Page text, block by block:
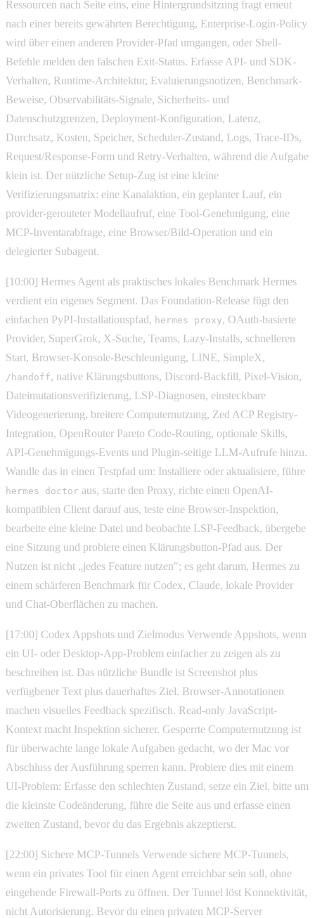
Ressourcen nach Seite eins, eine Hintergrundsitzung fragt erneut
nach einer bereits gewährten Berechtigung, Enterprise-Login-Policy
wird über einen anderen Provider-Pfad umgangen, oder Shell-
Befehle melden den falschen Exit-Status. Erfasse API- und SDK-
Verhalten, Runtime-Architektur, Evaluierungsnotizen, Benchmark-
Beweise, Observabilitäts-Signale, Sicherheits- und
Datenschutzgrenzen, Deployment-Konfiguration, Latenz,
Durchsatz, Kosten, Speicher, Scheduler-Zustand, Logs, Trace-IDs,
Request/Response-Form und Retry-Verhalten, während die Aufgabe
klein ist. Der nützliche Setup-Zug ist eine kleine
Verifizierungsmatrix: eine Kanalaktion, ein geplanter Lauf, ein
provider-gerouteter Modellaufruf, eine Tool-Genehmigung, eine
MCP-Inventarabfrage, eine Browser/Bild-Operation und ein
delegierter Subagent.
[10:00] Hermes Agent als praktisches lokales Benchmark Hermes
verdient ein eigenes Segment. Das Foundation-Release fügt den
einfachen PyPI-Installationspfad, hermes proxy, OAuth-basierte
Provider, SuperGrok, X-Suche, Teams, Lazy-Installs, schnelleren
Start, Browser-Konsole-Beschleunigung, LINE, SimpleX,
/handoff, native Klärungsbuttons, Discord-Backfill, Pixel-Vision,
Dateimutationsverifizierung, LSP-Diagnosen, einsteckbare
Videogenerierung, breitere Computernutzung, Zed ACP Registry-
Integration, OpenRouter Pareto Code-Routing, optionale Skills,
API-Genehmigungs-Events und Plugin-seitige LLM-Aufrufe hinzu.
Wandle das in einen Testpfad um: Installiere oder aktualisiere, führe
hermes doctor aus, starte den Proxy, richte einen OpenAI-
kompatiblen Client darauf aus, teste eine Browser-Inspektion,
bearbeite eine kleine Datei und beobachte LSP-Feedback, übergebe
eine Sitzung und probiere einen Klärungsbutton-Pfad aus. Der
Nutzen ist nicht „jedes Feature nutzen"; es geht darum, Hermes zu
einem schärferen Benchmark für Codex, Claude, lokale Provider
und Chat-Oberflächen zu machen.
[17:00] Codex Appshots und Zielmodus Verwende Appshots, wenn
ein UI- oder Desktop-App-Problem einfacher zu zeigen als zu
beschreiben ist. Das nützliche Bundle ist Screenshot plus
verfügbener Text plus dauerhaftes Ziel. Browser-Annotationen
machen visuelles Feedback spezifisch. Read-only JavaScript-
Kontext macht Inspektion sicherer. Gesperrte Computernutzung ist
für überwachte lange lokale Aufgaben gedacht, wo der Mac vor
Abschluss der Ausführung sperren kann. Probiere dies mit einem
UI-Problem: Erfasse den schlechten Zustand, setze ein Ziel, bitte um
die kleinste Codeänderung, führe die Seite aus und erfasse einen
zweiten Zustand, bevor du das Ergebnis akzeptierst.
[22:00] Sichere MCP-Tunnels Verwende sichere MCP-Tunnels,
wenn ein privates Tool für einen Agent erreichbar sein soll, ohne
eingehende Firewall-Ports zu öffnen. Der Tunnel löst Konnektivität,
nicht Autorisierung. Bevor du einen privaten MCP-Server